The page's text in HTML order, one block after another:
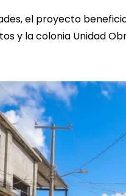
el proyecto
y la colonia Unidad